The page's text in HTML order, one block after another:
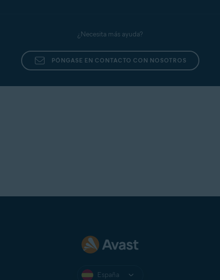
¿Necesita más ayuda?
PÓNGASE EN CONTACTO CON NOSOTROS
España